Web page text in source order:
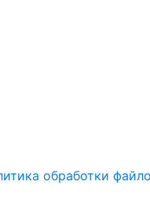
обработки